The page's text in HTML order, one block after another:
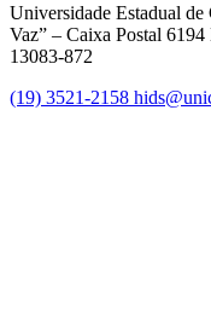
Universidade Estadual
Vaz” – Caixa Postal
13083-872
(19) 3521-2158